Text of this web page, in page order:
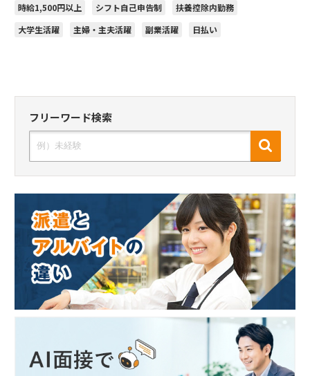
時給1,500円以上
シフト自己申告制
扶養控除内勤務
大学生活躍
主婦・主夫活躍 副業活躍 日払い
フリーワード検索